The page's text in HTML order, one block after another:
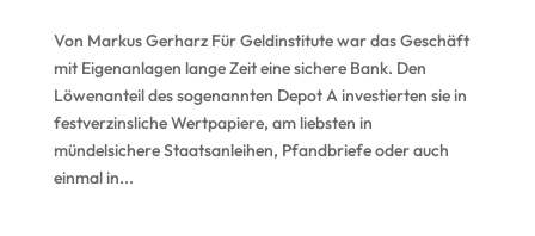
Von Markus Gerharz Für Geldinstitute war das Geschäft
mit Eigenanlagen lange Zeit eine sichere Bank. Den
Löwenanteil des sogenannten Depot A investierten sie in
festverzinsliche Wertpapiere, am liebsten in
mündelsichere Staatsanleihen, Pfandbriefe oder auch
einmal in...